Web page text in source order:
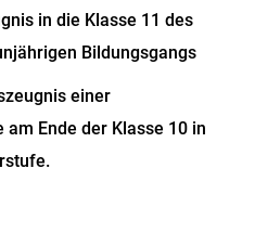
in die Klasse 11 des
Bildungsgangs
einer
Ende der Klasse 10 in